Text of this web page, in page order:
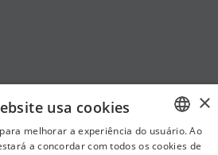
PORTUGUESE
×
usa cookies
melhorar a experiência do usuário. Ao
a concordar com todos os cookies de